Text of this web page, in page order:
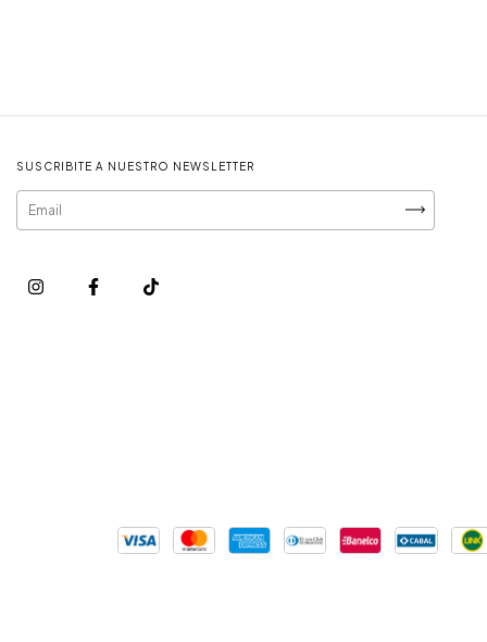
SUSCRIBITE A NUESTRO NEWSLETTER